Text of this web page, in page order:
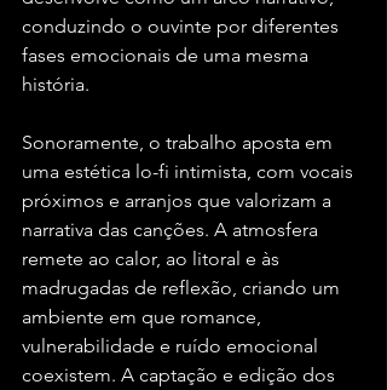
conduzindo o ouvinte por diferentes
fases emocionais de uma mesma
história.
Sonoramente, o trabalho aposta em
uma estética lo-fi intimista, com vocais
próximos e arranjos que valorizam a
narrativa das canções. A atmosfera
remete ao calor, ao litoral e às
madrugadas de reflexão, criando um
ambiente em que romance,
vulnerabilidade e ruído emocional
coexistem. A captação e edição dos